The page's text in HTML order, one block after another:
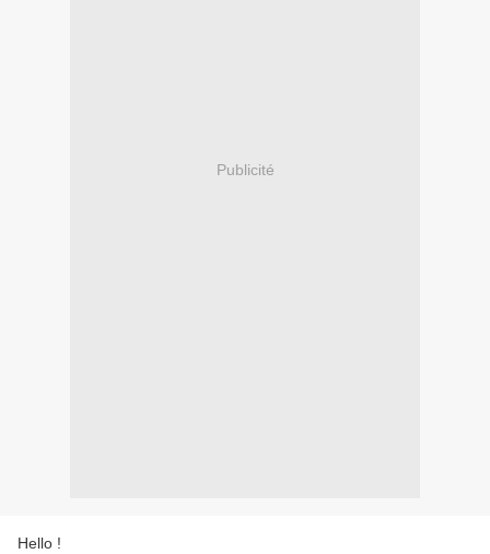
Publicité
Hello !